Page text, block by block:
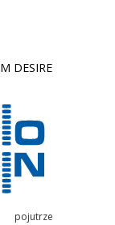
DESIRE
pojutrze